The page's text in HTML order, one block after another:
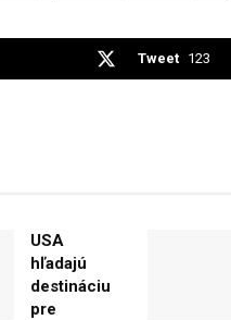
Tweet 123
USA
hľadajú
destináciu
pre